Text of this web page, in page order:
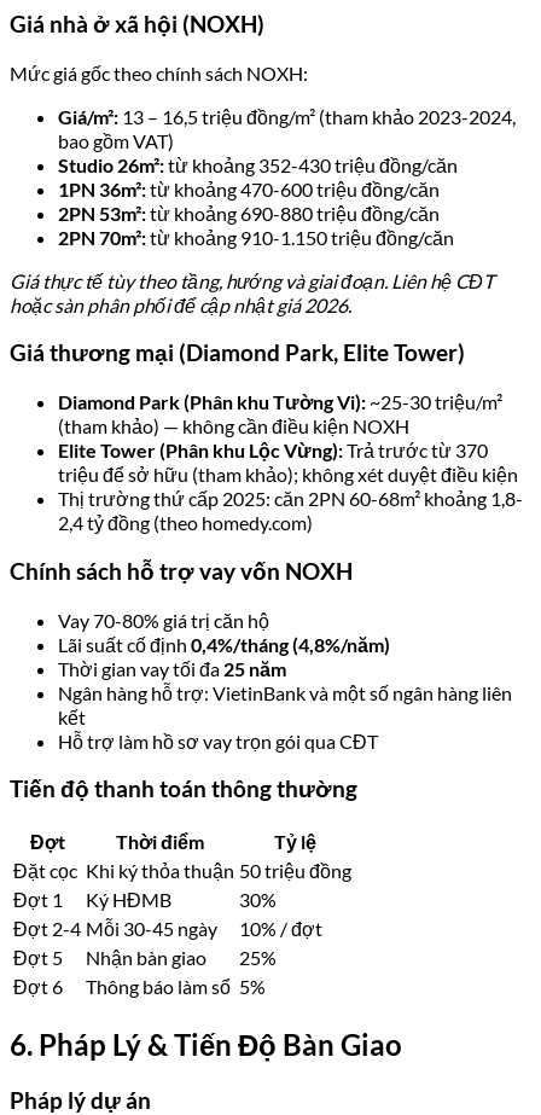
Giá nhà ở xã hội (NOXH)
Mức giá gốc theo chính sách NOXH:
Giá/m²: 13 – 16,5 triệu đồng/m² (tham khảo 2023-2024,
bao gồm VAT)
Studio 26m²:từ khoảng 352-430 triệu đồng/căn
1PN 36m²:từ khoảng 470-600 triệu đồng/căn
2PN 53m²:từ khoảng 690-880 triệu đồng/căn
2PN 70m²:từ khoảng 910-1.150 triệu đồng/căn
Giá thực tế tùy theo tầng, hướng và giai đoạn. Liên hệ CĐT
hoặc sàn phân phối để cập nhật giá 2026.
Giá thương mại (Diamond Park, Elite Tower)
Diamond Park (Phân khu Tường Vi): ~25-30 triệu/m²
(tham khảo) — không cần điều kiện NOXH
Elite Tower (Phân khu Lộc Vừng):Trả trước từ 370
triệu để sở hữu (tham khảo); không xét duyệt điều kiện
Thị trường thứ cấp 2025: căn 2PN 60-68m² khoảng 1,8-
2,4 tỷ đồng (theo homedy.com)
Chính sách hỗ trợ vay vốn NOXH
Vay 70-80% giá trị căn hộ
Lãi suất cố định 0,4%/tháng (4,8%/năm)
Thời gian vay tối đa 25 năm
Ngân hàng hỗ trợ: VietinBank và một số ngân hàng liên
kết
Hỗ trợ làm hồ sơ vay trọn gói qua CĐT
Tiến độ thanh toán thông thường
Đợt Thời điểm
Tỷ lệ
Đặt cọc Khi ký thỏa thuận 50 triệu đồng
Đợt 1
Ký HĐMB
30%
Đợt 2-4 Mỗi 30-45 ngày
10% / đợt
Đợt 5
Nhận bàn giao
25%
Đợt 6
Thông báo làm sổ 5%
6. Pháp Lý & Tiến Độ Bàn Giao
Pháp lý dự án